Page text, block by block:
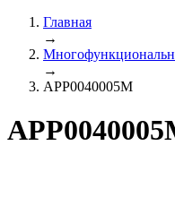
Главная
→
→
APP0040005M